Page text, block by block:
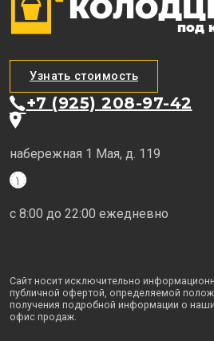
Узнать стоимость
+7 (925) 208-97-42
набережная 1 Мая, д. 119
с 8:00 до 22:00 ежедневно
Сайт носит исключительно
публичной офертой, определяемой
получения подробной информации о
офис продаж.